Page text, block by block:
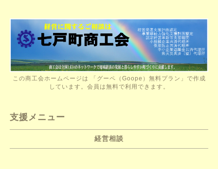
この商工会ホームページは 「グーペ（Goope）無料プラン」で作成
しています。会員は無料で利用できます。
支援メニュー
経営相談